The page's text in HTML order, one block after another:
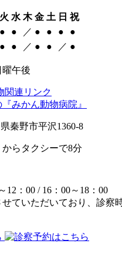
火 水 木 金 土 日 祝
● ● ／ ● ● ●
●
● ● ／ ● ● ／ ●
曜午後
関連リンク
秦野市平沢1360-8
らタクシーで8分
12：00 / 16：00～18：00
ていただいており、診察